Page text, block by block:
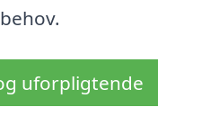
uforpligtende